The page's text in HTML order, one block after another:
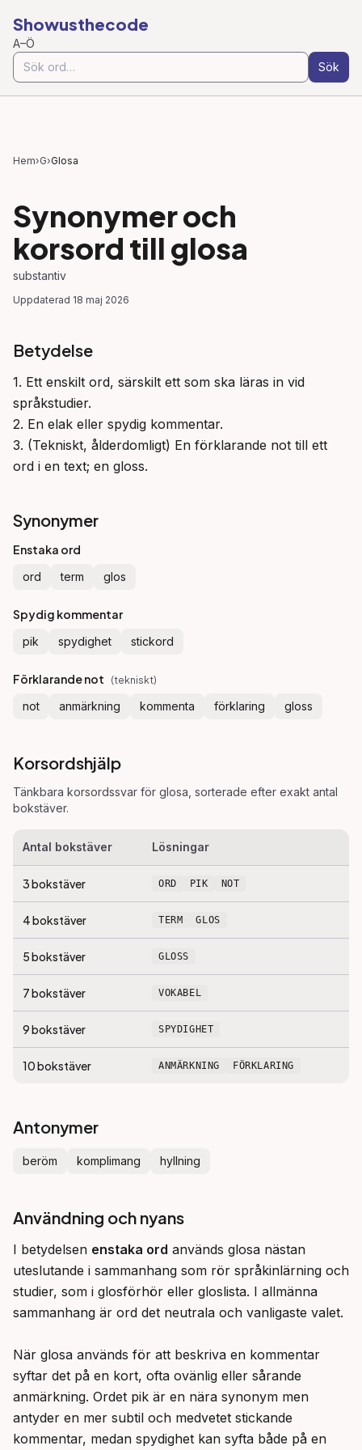
Showusthecode
A–Ö
Sök
Hem›G›Glosa
Synonymer och
korsord till glosa
substantiv
Uppdaterad 18 maj 2026
Betydelse
1. Ett enskilt ord, särskilt ett som ska läras in vid
språkstudier.
2. En elak eller spydig kommentar.
3. (Tekniskt, ålderdomligt) En förklarande not till ett
ord i en text; en gloss.
Synonymer
Enstaka ord
ord term glos
Spydig kommentar
pik spydighet stickord
Förklarande not (tekniskt)
not anmärkning kommenta förklaring gloss
Korsordshjälp
Tänkbara korsordssvar för glosa , sorterade efter exakt antal
bokstäver.
Antal bokstäver Lösningar
3bokstäver ORD PIK NOT
4bokstäver TERM GLOS
5bokstäver GLOSS
7bokstäver VOKABEL
9bokstäver SPYDIGHET
10bokstäver ANMÄRKNING FÖRKLARING
Antonymer
beröm komplimang hyllning
Användning och nyans
I betydelsen enstaka ord används glosa nästan
uteslutande i sammanhang som rör språkinlärning och
studier, som i glosförhör eller gloslista. I allmänna
sammanhang är ord det neutrala och vanligaste valet.
När glosa används för att beskriva en kommentar
syftar det på en kort, ofta ovänlig eller sårande
anmärkning. Ordet pik är en nära synonym men
antyder en mer subtil och medvetet stickande
kommentar, medan spydighet kan syfta både på en